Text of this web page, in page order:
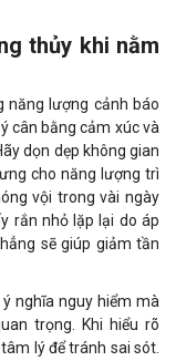
thủy khi nằm
năng lượng cảnh báo
cân bằng cảm xúc và
dọn dẹp không gian
cho năng lượng trì
vội trong vài ngày
rắn nhỏ lặp lại do áp
sẽ giúp giảm tần
nghĩa nguy hiểm mà
trọng. Khi hiểu rõ
lý để tránh sai sót.